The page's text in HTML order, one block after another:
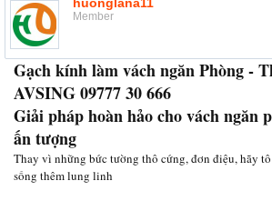
huonglana11
Member
Gạch kính làm vách ngăn Phòng -
AVSING 09777 30 666
Giải pháp hoàn hảo cho vách ngăn
ấn tượng
Thay vì những bức tường thô cứng, đơn điệu, hãy
sống thêm lung linh